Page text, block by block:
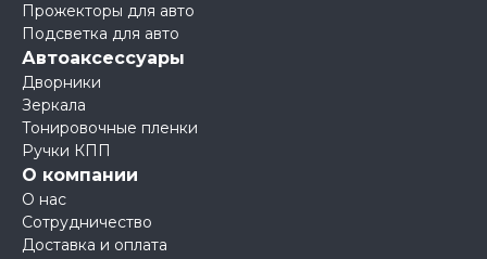
Прожекторы для авто
Подсветка для авто
Автоаксессуары
Дворники
Зеркала
Тонировочные пленки
Ручки КПП
О компании
О нас
Сотрудничество
Доставка и оплата